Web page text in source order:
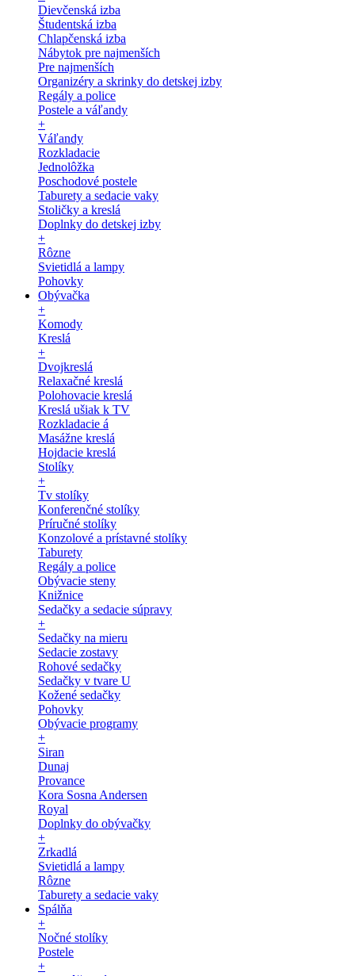
Dievčenská izba
Študentská izba
Chlapčenská izba
Nábytok pre najmenších
Pre najmenších
Organizéry a skrinky do detskej izby
Regály a police
Postele a váľandy
+
Váľandy
Rozkladacie
Jednolôžka
Poschodové postele
Taburety a sedacie vaky
Stoličky a kreslá
Doplnky do detskej izby
+
Rôzne
Svietidlá a lampy
Pohovky
Obývačka
+
Komody
Kreslá
+
Dvojkreslá
Relaxačné kreslá
Polohovacie kreslá
Kreslá ušiak k TV
Rozkladacie á
Masážne kreslá
Hojdacie kreslá
Stolíky
+
Tv stolíky
Konferenčné stolíky
Príručné stolíky
Konzolové a prístavné stolíky
Taburety
Regály a police
Obývacie steny
Knižnice
Sedačky a sedacie súpravy
+
Sedačky na mieru
Sedacie zostavy
Rohové sedačky
Sedačky v tvare U
Kožené sedačky
Pohovky
Obývacie programy
+
Siran
Dunaj
Provance
Kora Sosna Andersen
Royal
Doplnky do obývačky
+
Zrkadlá
Svietidlá a lampy
Rôzne
Taburety a sedacie vaky
Spálňa
+
Nočné stolíky
Postele
+